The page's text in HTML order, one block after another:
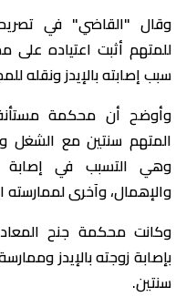
وقال "القاضي" في
للمتهم أثبت اعتياده
سبب إصابته بالإيدز ونقله
وأوضح أن محكمة
المتهم سنتين مع الشغل
وهي التسبب في إصابة
والإهمال، وآخرى
وكانت محكمة جنح
بإصابة زوجته بالإيدز
سنتين.